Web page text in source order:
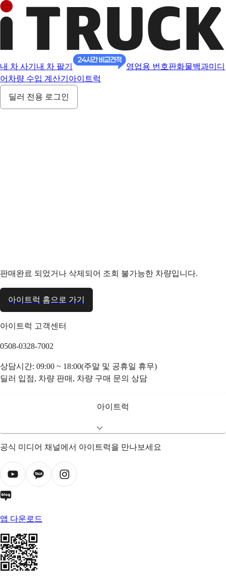
내 차 사기 내 차 팔기 영업용 번호판화물백과미디
어 차량 수입 계산기 아이트럭
딜러 전용 로그인
판매완료 되었거나 삭제되어 조회 불가능한 차량입니다.
아이트럭 홈으로 가기
아이트럭 고객센터
0508-0328-7002
상담시간: 09:00 ~ 18:00(주말 및 공휴일 휴무)
딜러 입점, 차량 판매, 차량 구매 문의 상담
아이트럭
공식 미디어 채널에서 아이트럭을 만나보세요
앱 다운로드